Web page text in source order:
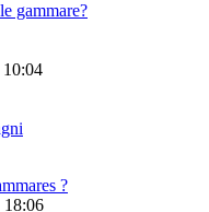
gammare?
10:04
?
18:06